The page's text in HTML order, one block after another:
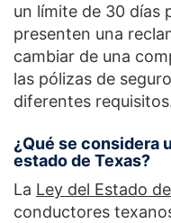
un límite de 30 días
presenten una
cambiar de una
las pólizas de
diferentes
¿Qué se considera
estado de Texas?
La Ley del Estado
conductores